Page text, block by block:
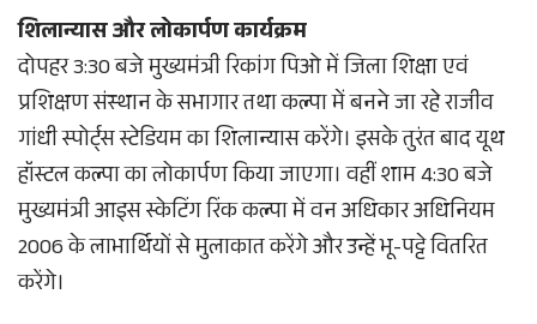
शिलान्यास और लोकार्पण कार्यक्रम
दोपहर 3:30 बजे मुख्यमंत्री रिकांग पिओ में जिला शिक्षा एवं
प्रशिक्षण संस्थान के सभागार तथा कल्पा में बनने जा रहे राजीव
गांधी स्पोर्ट्स स्टेडियम का शिलान्यास करेंगे। इसके तुरंत बाद यूथ
हॉस्टल कल्पा का लोकार्पण किया जाएगा। वहीं शाम 4:30 बजे
मुख्यमंत्री आइस स्केटिंग रिंक कल्पा में वन अधिकार अधिनियम
2006 के लाभार्थियों से मुलाकात करेंगे और उन्हें भू-पट्टे वितरित
करेंगे।